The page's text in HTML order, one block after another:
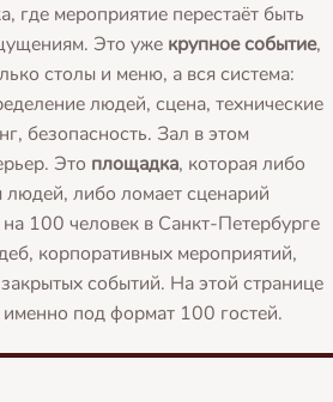
где мероприятие перестаёт быть
Это уже крупное событие,
столы и меню, а вся система:
людей, сцена, технические
безопасность. Зал в этом
Это площадка, которая либо
людей, либо ломает сценарий
100 человек в Санкт-Петербурге
корпоративных мероприятий,
событий. На этой странице
под формат 100 гостей.